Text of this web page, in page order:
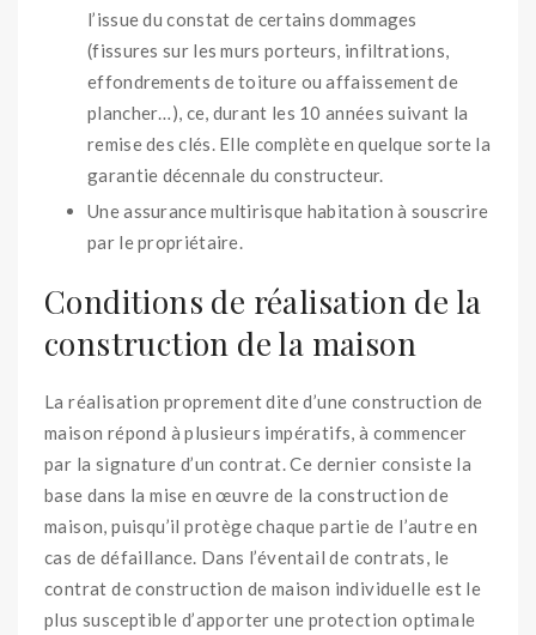
l’issue du constat de certains dommages
(fissures sur les murs porteurs, infiltrations,
effondrements de toiture ou affaissement de
plancher…), ce, durant les 10 années suivant la
remise des clés. Elle complète en quelque sorte la
garantie décennale du constructeur.
Une assurance multirisque habitation à souscrire
par le propriétaire.
Conditions de réalisation de la
construction de la maison
La réalisation proprement dite d’une construction de
maison répond à plusieurs impératifs, à commencer
par la signature d’un contrat. Ce dernier consiste la
base dans la mise en œuvre de la construction de
maison, puisqu’il protège chaque partie de l’autre en
cas de défaillance. Dans l’éventail de contrats, le
contrat de construction de maison individuelle est le
plus susceptible d’apporter une protection optimale